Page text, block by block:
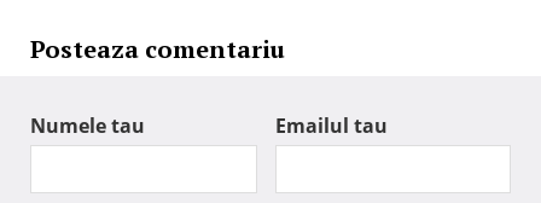
Posteaza comentariu
Numele tau Emailul tau